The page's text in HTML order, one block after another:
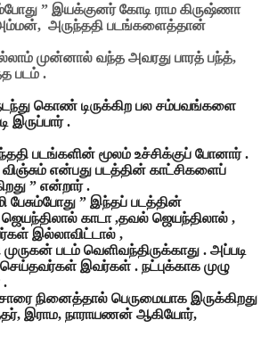
” இயக்குனர் கோடி ராம கிருஷ்ணா
அருந்ததி படங்களைத்தான்
முன்னால் வந்த அவரது பாரத் பந்த்,
படம் .
கொண் டிருக்கிற பல சம்பவங்களை
இருப்பார் .
படங்களின் மூலம் உச்சிக்குப் போனார் .
என்பது படத்தின் காட்சிகளைப்
” என்றார் .
பேசும்போது ” இந்தப் படத்தின்
காடா ,தவல் ஜெயந்திலால் ,
இல்லாவிட்டால் ,
படம் வெளிவந்திருக்காது . அப்படி
இவர்கள் . நட்புக்காக முழு
.
நினைத்தால் பெருமையாக இருக்கிறது
இராம, நாராயணன் ஆகியோர்,